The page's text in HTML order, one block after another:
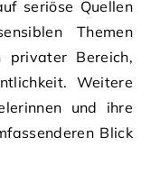
seriöse Quellen
Themen
privater Bereich,
Weitere
und ihre
Blick